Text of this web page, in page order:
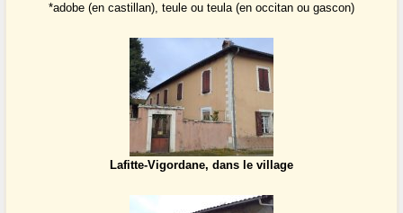
*adobe (en castillan), teule ou teula (en occitan ou gascon)
Lafitte-Vigordane, dans le village